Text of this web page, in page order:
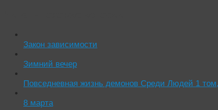
Закон зависимости
Зимний вечер
Повседневная жизнь демонов Среди Людей 1
8 марта